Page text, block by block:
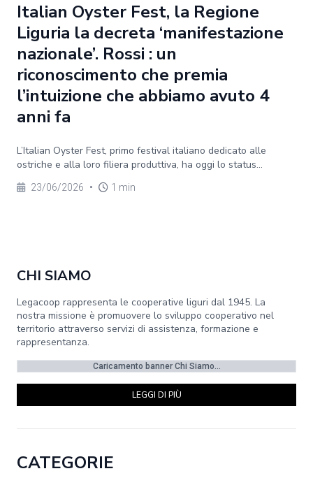
Italian Oyster Fest, la Regione
Liguria la decreta ‘manifestazione
nazionale’. Rossi : un
riconoscimento che premia
l’intuizione che abbiamo avuto 4
anni fa
L’Italian Oyster Fest, primo festival italiano dedicato alle
ostriche e alla loro filiera produttiva, ha oggi lo status...
23/06/2026 • 1 min
CHI SIAMO
Legacoop rappresenta le cooperative liguri dal 1945. La
nostra missione è promuovere lo sviluppo cooperativo nel
territorio attraverso servizi di assistenza, formazione e
rappresentanza.
Caricamento banner Chi Siamo...
LEGGI DI PIÙ
CATEGORIE